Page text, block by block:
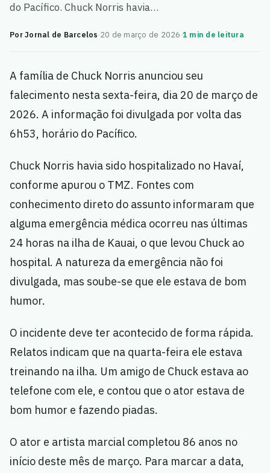
do Pacífico. Chuck Norris havia…
Por Jornal de Barcelos·20 de março de 2026·1 min de leitura
A família de Chuck Norris anunciou seu
falecimento nesta sexta-feira, dia 20 de março de
2026. A informação foi divulgada por volta das
6h53, horário do Pacífico.
Chuck Norris havia sido hospitalizado no Havaí,
conforme apurou o TMZ. Fontes com
conhecimento direto do assunto informaram que
alguma emergência médica ocorreu nas últimas
24 horas na ilha de Kauai, o que levou Chuck ao
hospital. A natureza da emergência não foi
divulgada, mas soube-se que ele estava de bom
humor.
O incidente deve ter acontecido de forma rápida.
Relatos indicam que na quarta-feira ele estava
treinando na ilha. Um amigo de Chuck estava ao
telefone com ele, e contou que o ator estava de
bom humor e fazendo piadas.
O ator e artista marcial completou 86 anos no
início deste mês de março. Para marcar a data,